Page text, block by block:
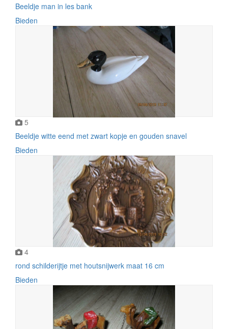
Beeldje man in les bank
Bieden
5
Beeldje witte eend met zwart kopje en gouden snavel
Bieden
4
rond schilderijtje met houtsnijwerk maat 16 cm
Bieden